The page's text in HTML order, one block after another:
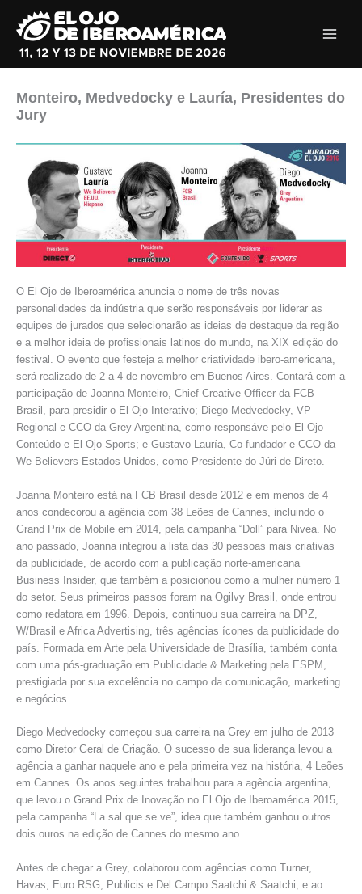
contenido
Monteiro, Medvedocky e Lauría, Presidentes do
Jury
O El Ojo de Iberoamérica anuncia o nome de três novas
personalidades da indústria que serão responsáveis por liderar as
equipes de jurados que selecionarão as ideias de destaque da região
e a melhor ideia de profissionais latinos do mundo, na XIX edição do
festival. O evento que festeja a melhor criatividade ibero-americana,
será realizado de 2 a 4 de novembro em Buenos Aires. Contará com a
participação de Joanna Monteiro, Chief Creative Officer da FCB
Brasil, para presidir o El Ojo Interativo; Diego Medvedocky, VP
Regional e CCO da Grey Argentina, como responsáve pelo El Ojo
Conteúdo e El Ojo Sports; e Gustavo Lauría, Co-fundador e CCO da
We Believers Estados Unidos, como Presidente do Júri de Direto.
Joanna Monteiro está na FCB Brasil desde 2012 e em menos de 4
anos condecorou a agência com 38 Leões de Cannes, incluindo o
Grand Prix de Mobile em 2014, pela campanha “Doll” para Nivea. No
ano passado, Joanna integrou a lista das 30 pessoas mais criativas
da publicidade, de acordo com a publicação norte-americana
Business Insider, que também a posicionou como a mulher número 1
do setor. Seus primeiros passos foram na Ogilvy Brasil, onde entrou
como redatora em 1996. Depois, continuou sua carreira na DPZ,
W/Brasil e Africa Advertising, três agências ícones da publicidade do
país. Formada em Arte pela Universidade de Brasília, também conta
com uma pós-graduação em Publicidade & Marketing pela ESPM,
prestigiada por sua excelência no campo da comunicação, marketing
e negócios.
Diego Medvedocky começou sua carreira na Grey em julho de 2013
como Diretor Geral de Criação. O sucesso de sua liderança levou a
agência a ganhar naquele ano e pela primeira vez na história, 4 Leões
em Cannes. Os anos seguintes trabalhou para a agência argentina,
que levou o Grand Prix de Inovação no El Ojo de Iberoamérica 2015,
pela campanha “La sal que se ve”, idea que também ganhou outros
dois ouros na edição de Cannes do mesmo ano.
Antes de chegar a Grey, colaborou com agências como Turner,
Havas, Euro RSG, Publicis e Del Campo Saatchi & Saatchi, e ao